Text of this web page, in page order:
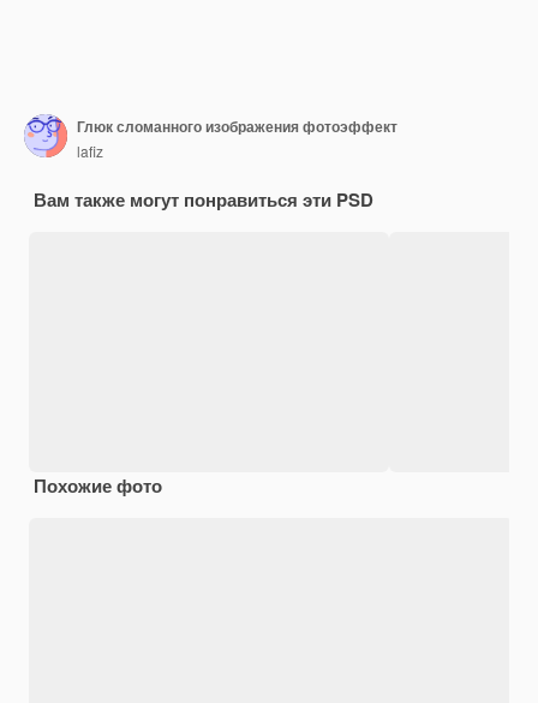
Глюк сломанного изображения фотоэффект
lafiz
Вам также могут понравиться эти PSD
Похожие фото